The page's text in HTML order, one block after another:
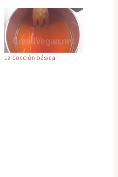
La cocción básica